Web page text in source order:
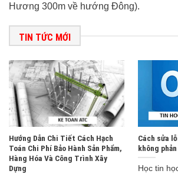
Hương 300m về hướng Đông).
TIN TỨC MỚI
Hướng Dẫn Chi Tiết Cách Hạch
Toán Chi Phí Bảo Hành Sản Phẩm,
Hàng Hóa Và Công Trình Xây
Dựng
Cách sửa
không
Học tin